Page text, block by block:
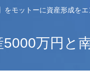
モットーに資産形成をエ
万円と